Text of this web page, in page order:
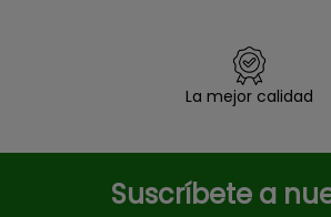
La mejor calidad
Suscríbete a